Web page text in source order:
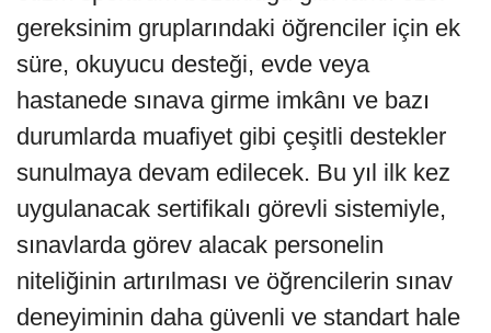
gereksinim gruplarındaki öğrenciler için ek
süre, okuyucu desteği, evde veya
hastanede sınava girme imkânı ve bazı
durumlarda muafiyet gibi çeşitli destekler
sunulmaya devam edilecek. Bu yıl ilk kez
uygulanacak sertifikalı görevli sistemiyle,
sınavlarda görev alacak personelin
niteliğinin artırılması ve öğrencilerin sınav
deneyiminin daha güvenli ve standart hale